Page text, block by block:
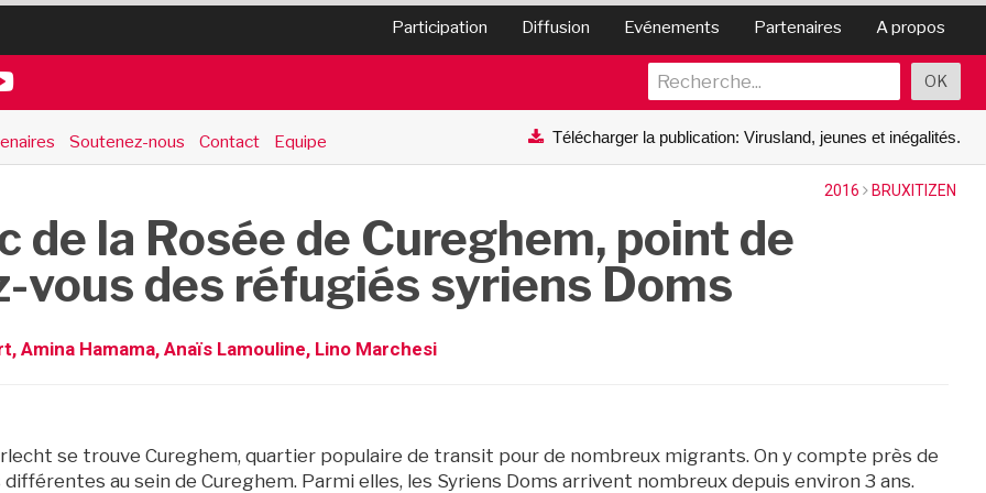
Participation Diffusion Evénements Partenaires A propos
Soutenez-nous Contact Equipe Télécharger la publication: Virusland, jeunes et inégalités.
2016 BRUXITIZEN
de la Rosée de Cureghem, point de
vous des réfugiés syriens Doms
Amina Hamama, Anaïs Lamouline, Lino Marchesi
se trouve Cureghem, quartier populaire de transit pour de nombreux migrants. On y compte près de
au sein de Cureghem. Parmi elles, les Syriens Doms arrivent nombreux depuis environ 3 ans.